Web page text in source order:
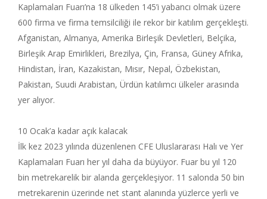
Kaplamaları Fuarı’na 18 ülkeden 145’i yabancı olmak üzere
600 firma ve firma temsilciliği ile rekor bir katılım gerçekleşti.
Afganistan, Almanya, Amerika Birleşik Devletleri, Belçika,
Birleşik Arap Emirlikleri, Brezilya, Çin, Fransa, Güney Afrika,
Hindistan, İran, Kazakistan, Mısır, Nepal, Özbekistan,
Pakistan, Suudi Arabistan, Ürdün katılımcı ülkeler arasında
yer alıyor.
10 Ocak’a kadar açık kalacak
İlk kez 2023 yılında düzenlenen CFE Uluslararası Halı ve Yer
Kaplamaları Fuarı her yıl daha da büyüyor. Fuar bu yıl 120
bin metrekarelik bir alanda gerçekleşiyor. 11 salonda 50 bin
metrekarenin üzerinde net stant alanında yüzlerce yerli ve